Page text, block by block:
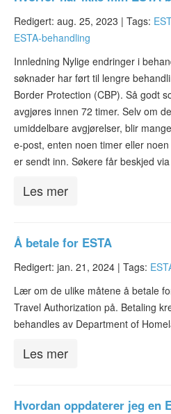
Redigert: aug. 25, 2023 | Tags:
ESTA-behandling
Innledning Nylige endringer i
søknader har ført til lengre
Border Protection (CBP). Så godt
avgjøres innen 72 timer. Selv om
umiddelbare avgjørelser, blir
e-post, enten noen timer eller
er sendt inn. Søkere får beskjed
Les mer
Å betale for ESTA
Redigert: jan. 21, 2024 | Tags:
Lær om de ulike måtene å betale
Travel Authorization på. Betaling
behandles av Department of
Les mer
Hvordan oppdaterer jeg en